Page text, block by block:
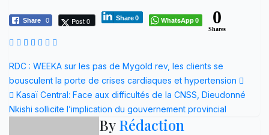
Share 0 Post 0 Share0 WhatsApp0 0
Shares
Navigation
de
l’article
RDC : WEEKA sur les pas de Mygold rev, les clients se
bousculent la porte de crises cardiaques et hypertension
Kasaï Central: Face aux difficultés de la CNSS, Dieudonné
Nkishi sollicite l’implication du gouvernement provincial
ByRédaction